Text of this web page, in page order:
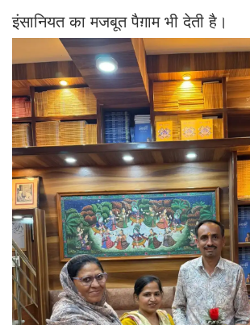
इंसानियत का मजबूत पैग़ाम भी देती है।